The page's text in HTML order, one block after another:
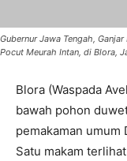
Gubernur Jawa Tengah,
Pocut Meurah Intan, di Blora,
Blora (Waspada
bawah pohon
pemakaman umum
Satu makam